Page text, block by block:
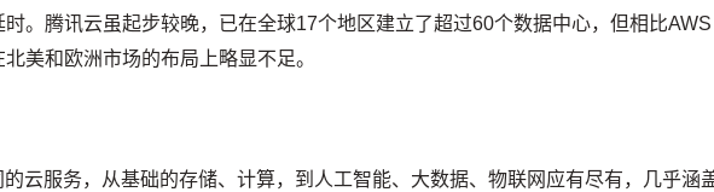
。腾讯云虽起步较晚，已在全球17个地区建立了超过60个数据中心，但相比AWS
美和欧洲市场的布局上略显不足。
云服务，从基础的存储、计算，到人工智能、大数据、物联网应有尽有，几乎涵